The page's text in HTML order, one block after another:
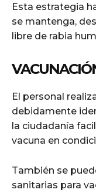
Esta estrategia
se mantenga,
libre de rabia
El personal
debidamente
la ciudadanía
vacuna en
También se
sanitarias para